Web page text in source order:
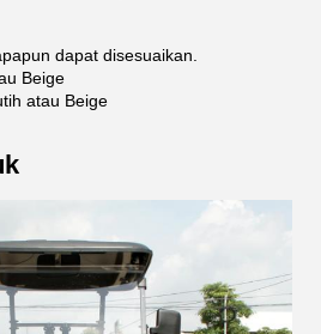
dapat disesuaikan.
Beige
atau Beige